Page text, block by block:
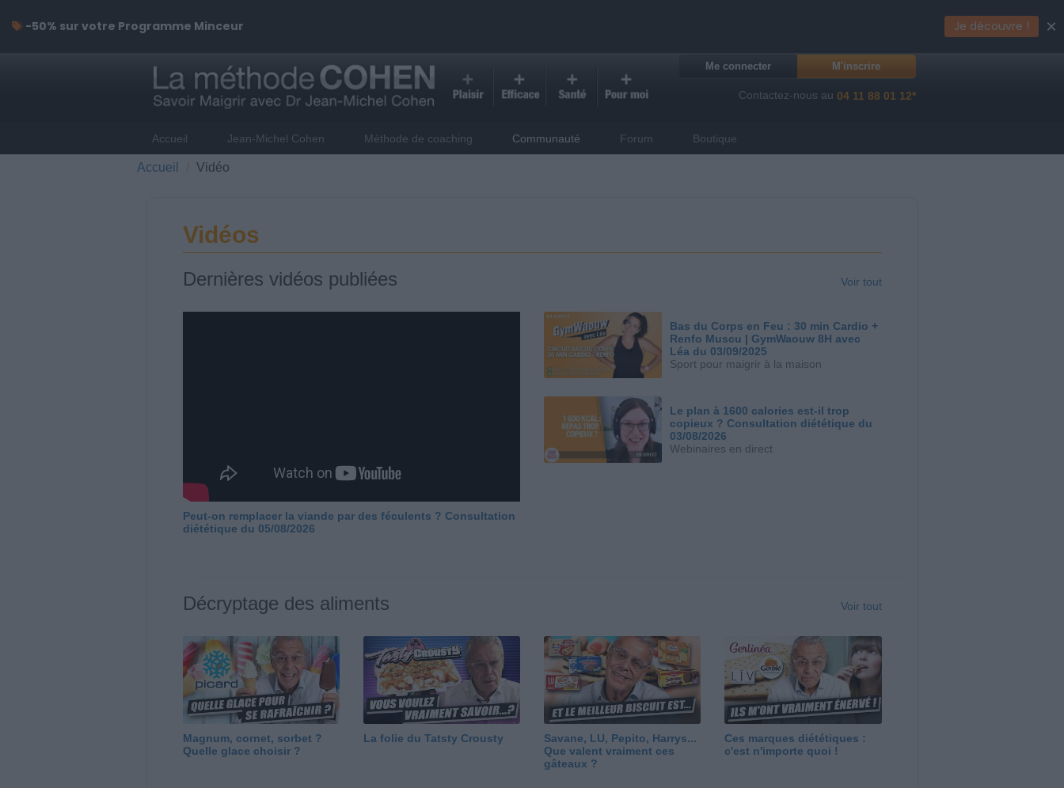
Me connecter M'inscrire
Contactez-nous au 04 11 88 01 12*
Accueil Jean-Michel Cohen Méthode de coaching Communauté Forum Boutique
Accueil Vidéo
Vidéos
Dernières vidéos publiées Voir tout
Peut-on remplacer la viande par des féculents ? Consultation
diététique du 05/08/2026
Bas du Corps en Feu : 30 min Cardio +
Renfo Muscu | GymWaouw 8H avec
Léa du 03/09/2025
Sport pour maigrir à la maison
Le plan à 1600 calories est-il trop
copieux ? Consultation diététique du
03/08/2026
Webinaires en direct
Décryptage des aliments Voir tout
Magnum, cornet, sorbet ?
Quelle glace choisir ?
La folie du Tatsty Crousty
Savane, LU, Pepito, Harrys...
Que valent vraiment ces
gâteaux ?
Ces marques diététiques :
c'est n'importe quoi !
-50% sur votre Programme Minceur Je découvre ! ×